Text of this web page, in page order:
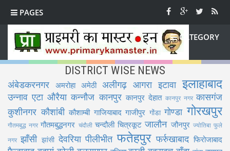
PAGES
CATEGORY
DISTRICT WISE NEWS
अंबेडकरनगर अमरोहा अमेठी अलीगढ़ आगरा इटावा इलाहाबाद
उन्नाव एटा औरैया कन्नौज कानपुर कानपुर देहात कानपुर नगर कासगंज
कुशीनगर कौशांबी कौशाम्बी गाजियाबाद गाजीपुर गोंडा गोण्डा गोरखपुर
गौतमबुद्ध नगर गौतमबुद्धनगर चंदौली चन्दौली चित्रकूट जालौन जौनपुर ज्योतिबा फुले
नगर झाँसी झांसी देवरिया पीलीभीत फतेहपुर फर्रुखाबाद फिरोजाबाद